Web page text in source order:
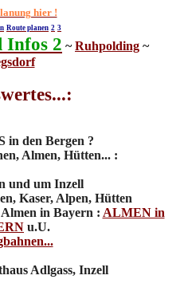
hier !
Route planen 2 3
Infos 2 ~Ruhpolding ~
in den Bergen ?
Almen, Hütten... :
und um Inzell
Kaser, Alpen, Hütten
in Bayern : ALMEN in
u.U.
Adlgass, Inzell